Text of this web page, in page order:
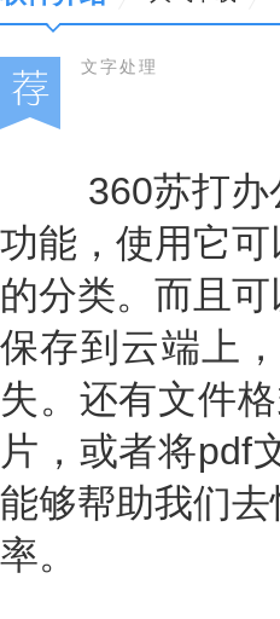
文字处理
360苏打办公
功能，使用它
的分类。而且
保存到云端上
失。还有文件
片，或者将pdf
能够帮助我们
率。